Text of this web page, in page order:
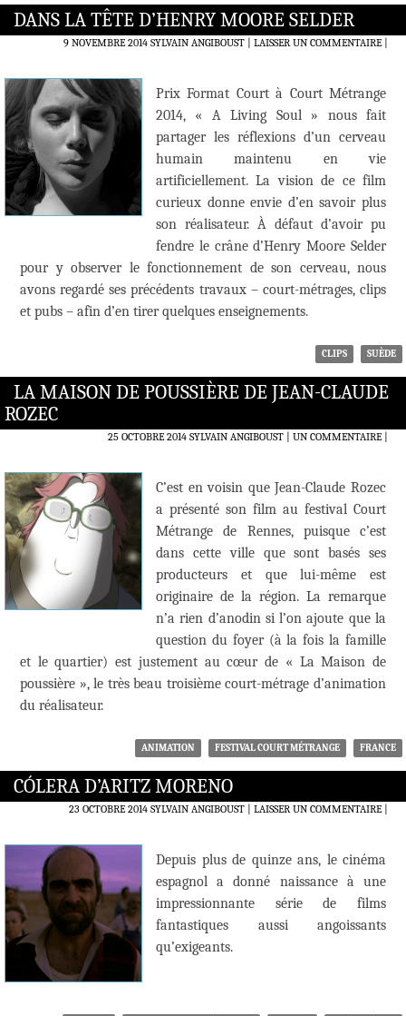
DANS LA TÊTE D’HENRY MOORE SELDER
9 NOVEMBRE 2014 SYLVAIN ANGIBOUST LAISSER UN COMMENTAIRE|
Prix Format Court à Court Métrange
2014, « A Living Soul » nous fait
partager les réflexions d’un cerveau
humain maintenu en vie
artificiellement. La vision de ce film
curieux donne envie d’en savoir plus
son réalisateur. À défaut d’avoir pu
fendre le crâne d’Henry Moore Selder
pour y observer le fonctionnement de son cerveau, nous
avons regardé ses précédents travaux – court-métrages, clips
et pubs – afin d’en tirer quelques enseignements.
CLIPS SUÈDE
LA MAISON DE POUSSIÈRE DE JEAN-CLAUDE
ROZEC
25 OCTOBRE 2014 SYLVAIN ANGIBOUST UN COMMENTAIRE|
C’est en voisin que Jean-Claude Rozec
a présenté son film au festival Court
Métrange de Rennes, puisque c’est
dans cette ville que sont basés ses
producteurs et que lui-même est
originaire de la région. La remarque
n’a rien d’anodin si l’on ajoute que la
question du foyer (à la fois la famille
et le quartier) est justement au cœur de « La Maison de
poussière », le très beau troisième court-métrage d’animation
du réalisateur.
ANIMATION FESTIVAL COURT MÉTRANGE FRANCE
CÓLERA D’ARITZ MORENO
23 OCTOBRE 2014 SYLVAIN ANGIBOUST LAISSER UN COMMENTAIRE|
Depuis plus de quinze ans, le cinéma
espagnol a donné naissance à une
impressionnante série de films
fantastiques aussi angoissants
qu’exigeants.